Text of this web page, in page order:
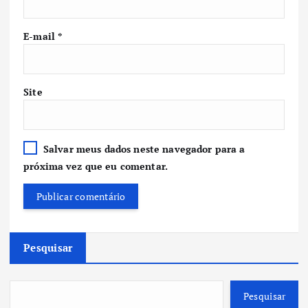
E-mail*
Site
Salvar meus dados neste navegador para a
próxima vez que eu comentar.
Pesquisar
Pesquisar